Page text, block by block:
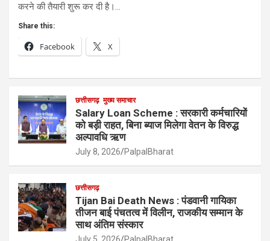
करने की तैयारी शुरू कर दी है।…
Share this:
Facebook X
छत्तीसगढ़ मुख्य समाचार
Salary Loan Scheme : सरकारी कर्मचारियों
को बड़ी राहत, बिना ब्याज मिलेगा वेतन के विरुद्ध
अल्पावधि ऋण
July 8, 2026 PalpalBharat
छत्तीसगढ़
Tijan Bai Death News : पंडवानी गायिका
तीजन बाई पंचतत्व में विलीन, राजकीय सम्मान के
साथ अंतिम संस्कार